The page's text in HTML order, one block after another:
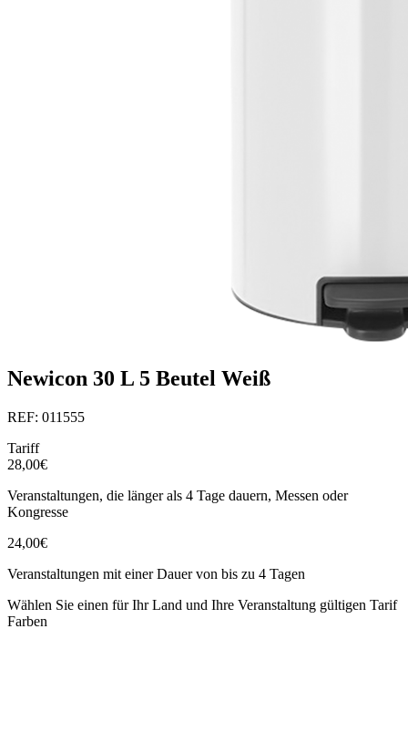
Newicon 30 L 5 Beutel Weiß
REF: 011555
Tariff
28,00€
Veranstaltungen, die länger als 4 Tage dauern, Messen oder
Kongresse
24,00€
Veranstaltungen mit einer Dauer von bis zu 4 Tagen
Wählen Sie einen für Ihr Land und Ihre Veranstaltung gültigen Tarif
Farben